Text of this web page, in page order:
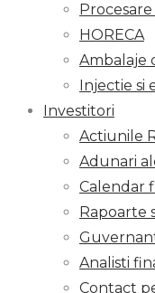
HORECA
Ambalaje
Injectie si
Investitori
Actiunile
Adunari
Calendar
Rapoarte
Analisti
Contact